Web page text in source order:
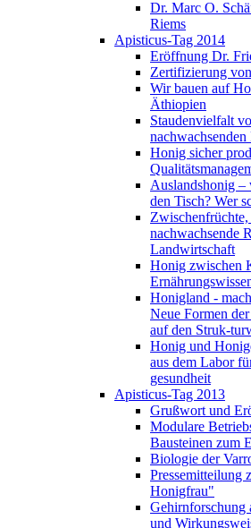
Dr. Marc O.
Riems
Apisticus-Tag 2014
Eröffnung Dr.
Zertifizierung
Wir bauen auf
Äthiopien
Staudenvielfalt
Honig sicher
Auslandshonig –
den Tisch? Wer
nachwachsende
Landwirtschaft
Honig zwischen
Honigland -
Neue Formen
auf den Struk-
Honig und
aus dem Labor
gesundheit
Apisticus-Tag 2013
Grußwort und
Modulare
Bausteinen zum
Biologie der
Pressemitteilung
Honigfrau"
Gehirnforschung
und